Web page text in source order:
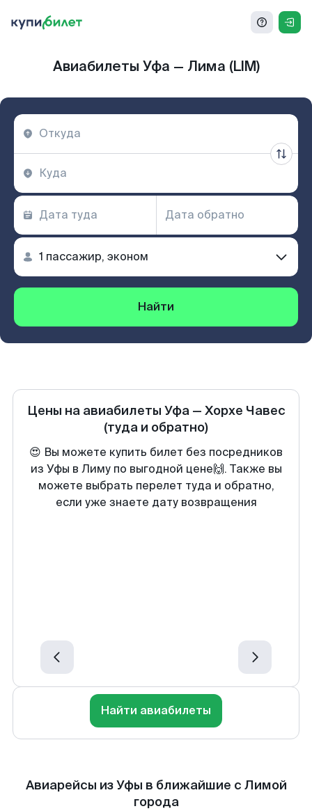
Авиабилеты Уфа — Лима (LIM)
Найти
Цены на авиабилеты Уфа— Хорхе Чавес
(туда и обратно)
😍 Вы можете купить билет без посредников
из Уфы в Лиму по выгодной цене🙌. Также вы
можете выбрать перелет туда и обратно,
если уже знаете дату возвращения
Найти авиабилеты
Авиарейсы из Уфы в ближайшие с Лимой
города